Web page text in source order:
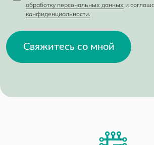
обработку персональных данных и
конфиденциальности.
Свяжитесь со мной